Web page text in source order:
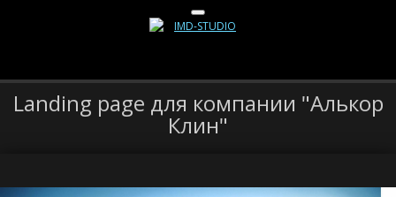
Landing page для компании "Алькор
Клин"